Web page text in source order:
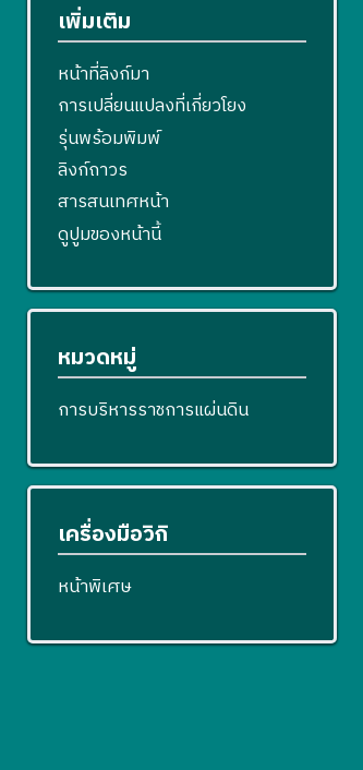
เพิ่มเติม
หน้าที่ลิงก์มา
การเปลี่ยนแปลงที่เกี่ยวโยง
รุ่นพร้อมพิมพ์
ลิงก์ถาวร
สารสนเทศหน้า
ดูปูมของหน้านี้
หมวดหมู่
การบริหารราชการแผ่นดิน
เครื่องมือวิกิ
หน้าพิเศษ